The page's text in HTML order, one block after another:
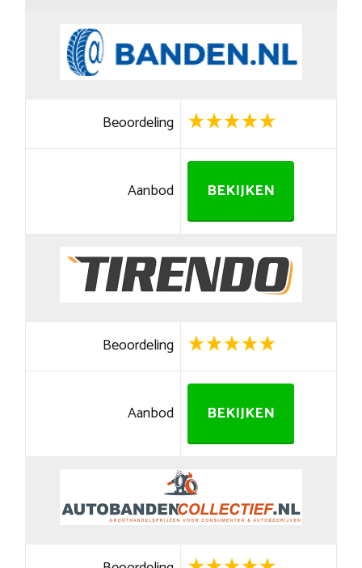
Beoordeling
Aanbod BEKIJKEN
Beoordeling
Aanbod BEKIJKEN